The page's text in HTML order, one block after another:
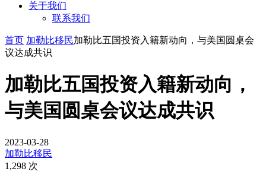
关于我们
联系我们
首页 加勒比移民加勒比五国投资入籍新动向，与美国圆桌会
议达成共识
加勒比五国投资入籍新动向，
与美国圆桌会议达成共识
2023-03-28
加勒比移民
1,298 次